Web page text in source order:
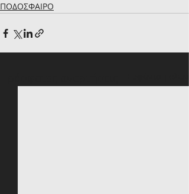
ΠΟΔΟΣΦΑΙΡΟ